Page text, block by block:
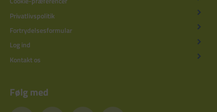
Privatlivspolitik
Fortrydelsesformular
Log ind
Kontakt os
Følg med